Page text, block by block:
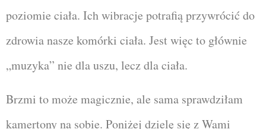
poziomie ciała. Ich wibracje potrafią przywrócić do
zdrowia nasze komórki ciała. Jest więc to głównie
„muzyka” nie dla uszu, lecz dla ciała.
Brzmi to może magicznie, ale sama sprawdziłam
kamertony na sobie. Poniżej dzielę się z Wami